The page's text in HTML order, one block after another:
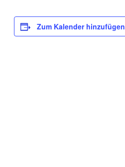
Zum Kalender hinzufügen